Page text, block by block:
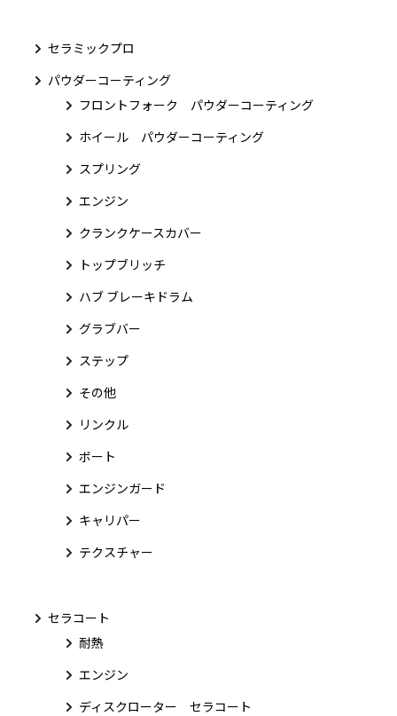
セラミックプロ
パウダーコーティング
フロントフォーク パウダーコーティング
ホイール パウダーコーティング
スプリング
エンジン
クランクケースカバー
トップブリッチ
ハブ ブレーキドラム
グラブバー
ステップ
その他
リンクル
ボート
エンジンガード
キャリパー
テクスチャー
セラコート
耐熱
エンジン
ディスクローター セラコート